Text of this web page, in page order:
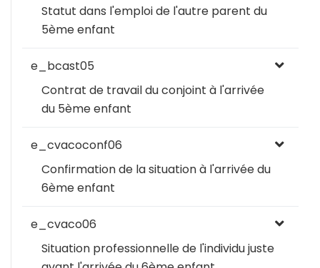
Statut dans l'emploi de l'autre parent du
5ème enfant
e_bcast05
Contrat de travail du conjoint à l'arrivée
du 5ème enfant
e_cvacoconf06
Confirmation de la situation à l'arrivée du
6ème enfant
e_cvaco06
Situation professionnelle de l'individu juste